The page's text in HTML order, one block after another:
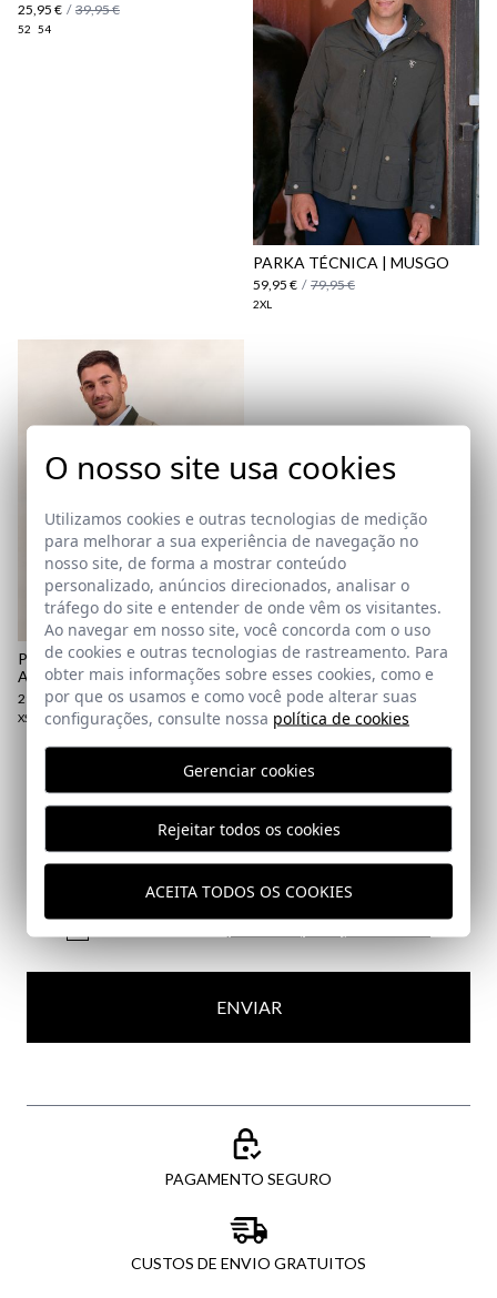
Política
aqui
aqui
25,95 € / 39,95 €
52 54
PARKA TÉCNICA | MUSGO
59,95 € / 79,95 €
2XL
POLO RUGBY | ARENA &
ABETO
29,95 € / 39,95 €
XS
Assine a nossa Newsletter
Email
ENVIAR
PAGAMENTO SEGURO
CUSTOS DE ENVIO GRATUITOS
O nosso site usa cookies
Utilizamos cookies e outras tecnologias de medição
para melhorar a sua experiência de navegação no
nosso site, de forma a mostrar conteúdo
personalizado, anúncios direcionados, analisar o
tráfego do site e entender de onde vêm os visitantes.
Ao navegar em nosso site, você concorda com o uso
de cookies e outras tecnologias de rastreamento. Para
obter mais informações sobre esses cookies, como e
por que os usamos e como você pode alterar suas
configurações, consulte nossa política de cookies
Gerenciar cookies
Rejeitar todos os cookies
ACEITA TODOS OS COOKIES